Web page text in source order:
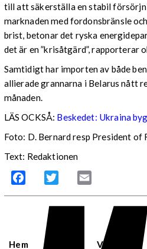
till att säkerställa en stabil
marknaden med fordonsbränsle
brist, betonar det ryska
det är en ”krisåtgärd”, rapporterar
Samtidigt har importen av både
allierade grannarna i Belarus nått
månaden.
LÄS OCKSÅ: Beskedet: Ukraina
Foto: D. Bernard resp President of
Text: Redaktionen
Facebook Twitter
Hem Världen